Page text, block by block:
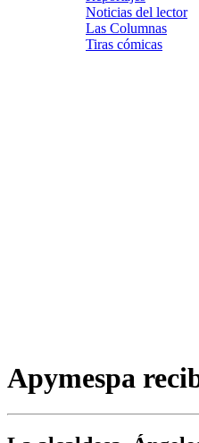
Noticias del lector
Las Columnas
Tiras cómicas
Apymespa